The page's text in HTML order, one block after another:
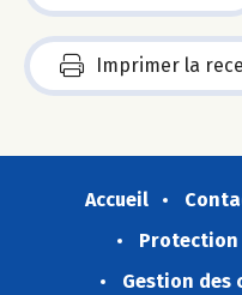
Imprimer la
Accueil
Protection
Gestion des